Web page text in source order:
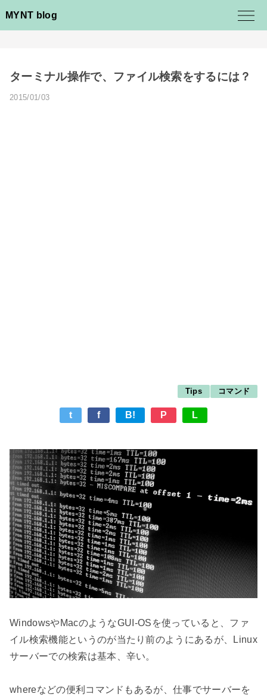
MYNT blog
ターミナル操作で、ファイル検索をするには？
2015/01/03
Tips コマンド
t f B! P L
WindowsやMacのようなGUI-OSを使っていると、ファ
イル検索機能というのが当たり前のようにあるが、Linux
サーバーでの検索は基本、辛い。
whereなどの便利コマンドもあるが、仕事でサーバーを